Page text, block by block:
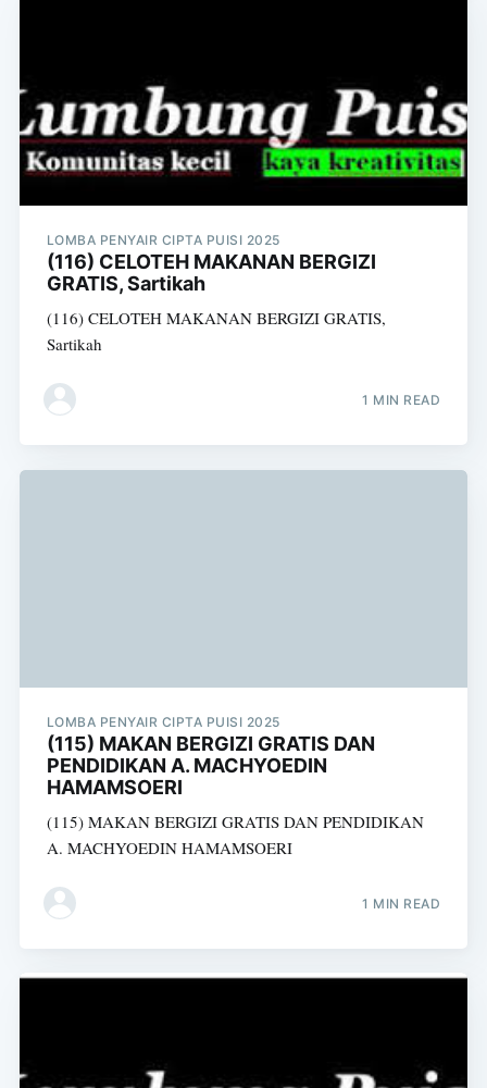
LOMBA PENYAIR CIPTA PUISI 2025
(116) CELOTEH MAKANAN BERGIZI
GRATIS, Sartikah
(116) CELOTEH MAKANAN BERGIZI GRATIS,
Sartikah
1 MIN READ
LOMBA PENYAIR CIPTA PUISI 2025
(115) MAKAN BERGIZI GRATIS DAN
PENDIDIKAN A. MACHYOEDIN
HAMAMSOERI
(115) MAKAN BERGIZI GRATIS DAN PENDIDIKAN
A. MACHYOEDIN HAMAMSOERI
1 MIN READ
Subscribe